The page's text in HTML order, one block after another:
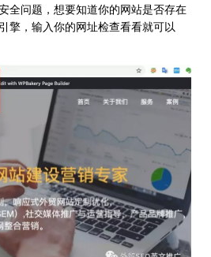
全问题，想要知道你的网站是否存在
擎，输入你的网址检查看看就可以